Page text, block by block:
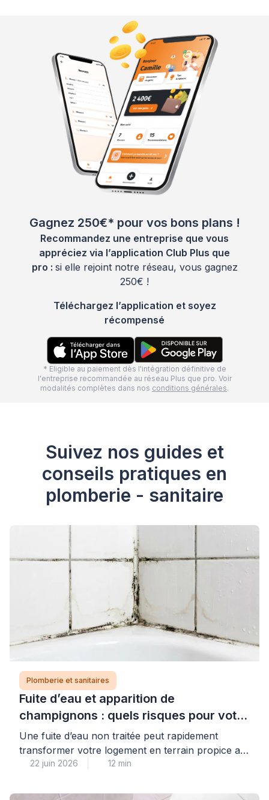
Gagnez 250€* pour vos bons plans !
Recommandez une entreprise que vous
appréciez via l’application Club Plus que
pro : si elle rejoint notre réseau, vous gagnez
250€ !
Téléchargez l’application et soyez
récompensé
* Eligible au paiement dès l'intégration définitive de
l'entreprise recommandée au réseau Plus que pro. Voir
modalités complètes dans nos conditions générales.
Suivez nos guides et
conseils pratiques en
plomberie - sanitaire
Plomberie et sanitaires
Fuite d’eau et apparition de
champignons : quels risques pour votre
logement et votre santé ?
Une fuite d’eau non traitée peut rapidement
transformer votre logement en terrain propice au
développement de champignons et moisissures,
et la solidité de votre habitat. Cette situation, plus
22 juin 2026 12 min